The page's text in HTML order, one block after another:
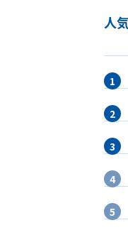
人